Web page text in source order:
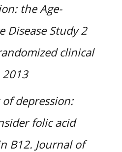
the Age-
Disease Study 2
clinical
2013
depression:
folic acid
B12. Journal of